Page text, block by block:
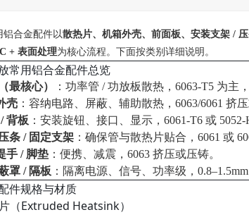
铝合金配件以散热片、机箱外壳、前面板、安装支架 /
+ 表面处理为核心流程。下面按类别详细说明。
常用铝合金配件总览
最核心）
：功率管 / 功放板散热，6063‑T5 为主
壳 ：容纳电路、屏蔽、辅助散热，6063/6061 挤压
背板 ：安装旋钮、接口、显示，6061‑T6 或
条 / 固定支架 ：确保管与散热片贴合，6061 或
手 / 脚垫 ：便携、减震，6063 挤压或压铸。
罩 / 隔板 ：隔离电源、信号、功率级，0.8–1.5mm
件规格与材质
（Extruded Heatsink）